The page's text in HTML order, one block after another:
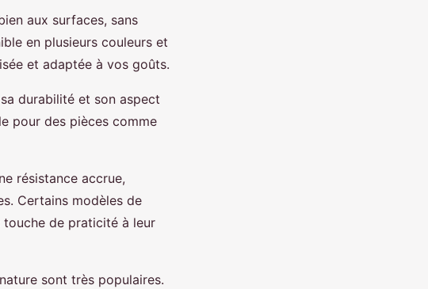
aux surfaces, sans
en plusieurs couleurs et
et adaptée à vos goûts.
durabilité et son aspect
pour des pièces comme
résistance accrue,
Certains modèles de
touche de praticité à leur
sont très populaires.